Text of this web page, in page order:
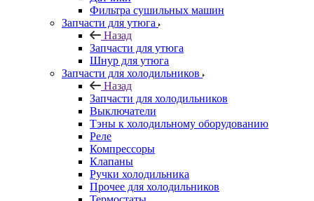
Фильтра сушильных машин
Запчасти для утюга
Назад
Запчасти для утюга
Шнур для утюга
Запчасти для холодильников
Назад
Запчасти для холодильников
Выключатели
Тэны к холодильному оборудованию
Реле
Компрессоры
Клапаны
Ручки холодильника
Прочее для холодильников